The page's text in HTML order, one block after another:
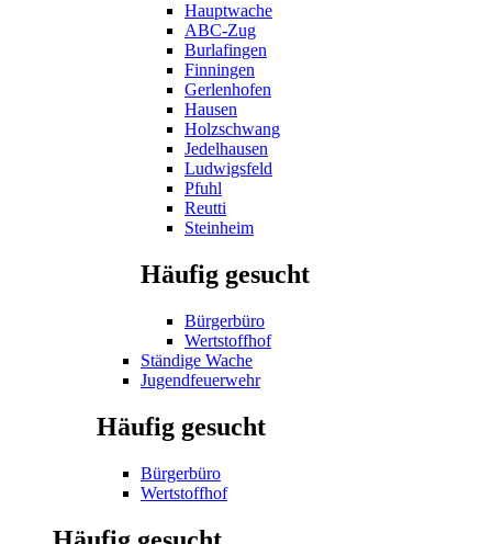
Hauptwache
ABC-Zug
Burlafingen
Finningen
Gerlenhofen
Hausen
Holzschwang
Jedelhausen
Ludwigsfeld
Pfuhl
Reutti
Steinheim
Häufig gesucht
Bürgerbüro
Wertstoffhof
Ständige Wache
Jugendfeuerwehr
Häufig gesucht
Bürgerbüro
Wertstoffhof